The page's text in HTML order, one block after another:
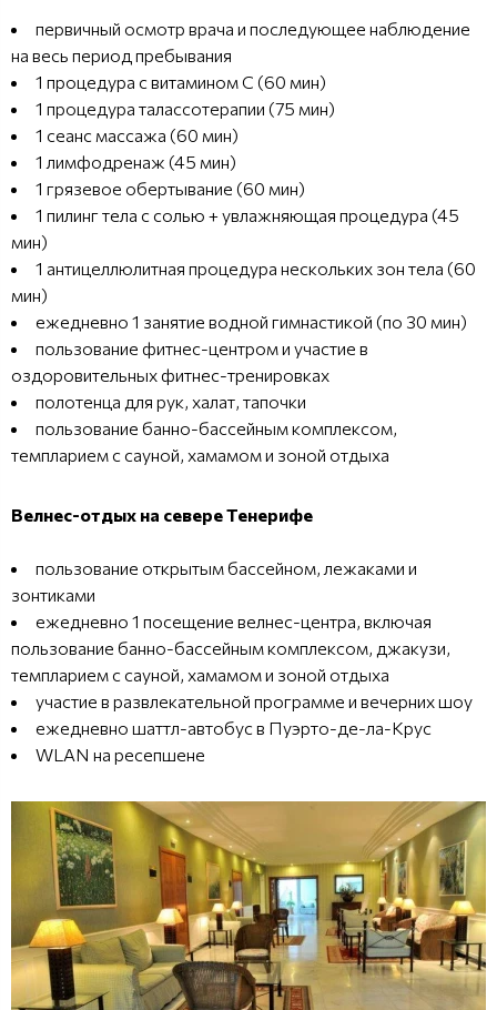
первичный осмотр врача и последующее наблюдение
на весь период пребывания
1 процедура с витамином С (60 мин)
1 процедура талассотерапии (75 мин)
1 сеанс массажа (60 мин)
1 лимфодренаж (45 мин)
1 грязевое обертывание (60 мин)
1 пилинг тела с солью + увлажняющая процедура (45
мин)
1 антицеллюлитная процедура нескольких зон тела (60
мин)
ежедневно 1 занятие водной гимнастикой (по 30 мин)
пользование фитнес-центром и участие в
оздоровительных фитнес-тренировках
полотенца для рук, халат, тапочки
пользование банно-бассейным комплексом,
темпларием с сауной, хамамом и зоной отдыха
Велнес-отдых на севере Тенерифе
пользование открытым бассейном, лежаками и
зонтиками
ежедневно 1 посещение велнес-центра, включая
пользование банно-бассейным комплексом, джакузи,
темпларием с сауной, хамамом и зоной отдыха
участие в развлекательной программе и вечерних шоу
ежедневно шаттл-автобус в Пуэрто-де-ла-Крус
WLAN на ресепшене